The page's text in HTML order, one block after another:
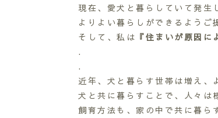
現在、愛犬と暮らしていて発生
よりよい暮らしができるようご
そして、私は 『住まいが原因に
.
.
近年、犬と暮らす世帯は増え、
犬と共に暮らすことで、人々は
飼育方法も、家の中で共に暮ら